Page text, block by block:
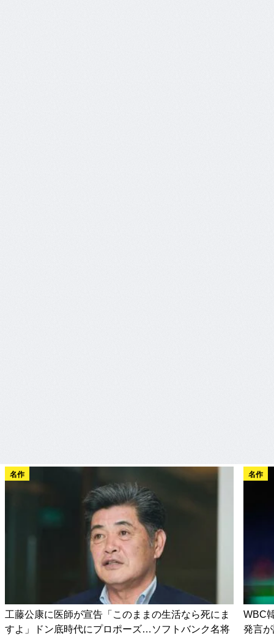
名作
工藤公康に医師が宣告「このままの生活なら死にま
すよ」ドン底時代にプロポーズ…ソフトバンク名将
名作
WBC
発言